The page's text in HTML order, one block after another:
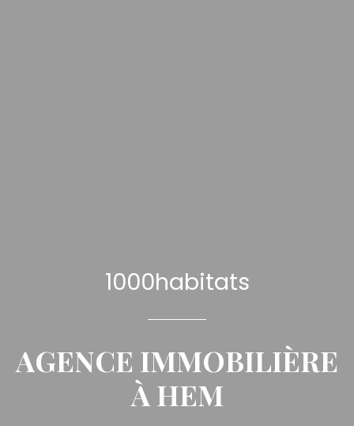
1000habitats
AGENCE IMMOBILIÈRE
À HEM